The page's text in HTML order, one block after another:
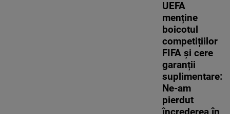
UEFA
menține
boicotul
competițiilor
FIFA și cere
garanții
suplimentare:
Ne-am
pierdut